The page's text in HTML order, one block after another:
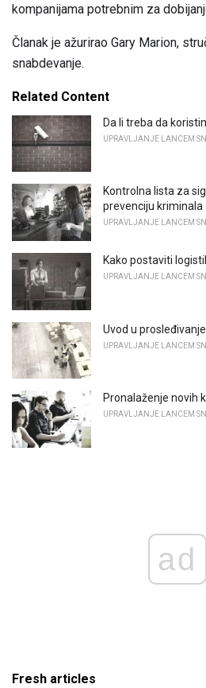
kompanijama potrebnim za
Članak je ažurirao Gary Marion,
snabdevanje.
Related Content
Da li treba da
UPRAVLJANJE LANCEM
Kontrolna lista za
prevenciju kriminala
UPRAVLJANJE LANCEM
Kako postaviti
UPRAVLJANJE LANCEM
Uvod u
UPRAVLJANJE LANCEM
Pronalaženje novih
UPRAVLJANJE LANCEM
ad
Fresh articles